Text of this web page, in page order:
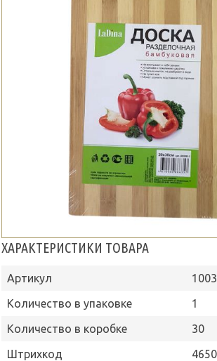
ХАРАКТЕРИСТИКИ ТОВАРА
Артикул
Количество в упаковке
1
Количество в коробке
30
Штрихкод